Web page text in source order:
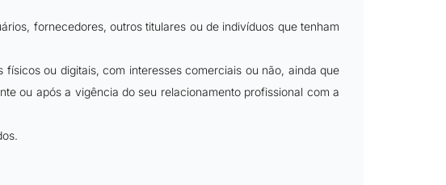
fornecedores, outros titulares ou de indivíduos que tenham
ou digitais, com interesses comerciais ou não, ainda que
ou após a vigência do seu relacionamento profissional com a